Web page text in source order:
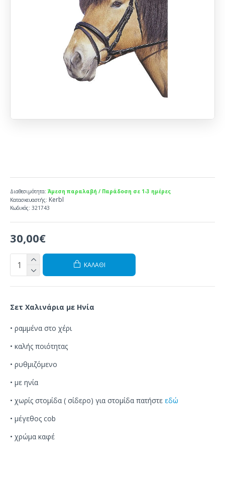
30,00€
Διαθεσιμότητα: Άμεση παραλαβή / Παράδοση σε 1-3 ημέρες
Κατασκευαστής: Kerbl
Κωδικός: 321743
ΚΑΛΆΘΙ
Σετ Χαλινάρια με Ηνία
• ραμμένα στο χέρι
• καλής ποιότητας
• ρυθμιζόμενο
• με ηνία
• χωρίς στομίδα ( σίδερο) για στομίδα πατήστε εδώ
• μέγεθος cob
• χρώμα καφέ